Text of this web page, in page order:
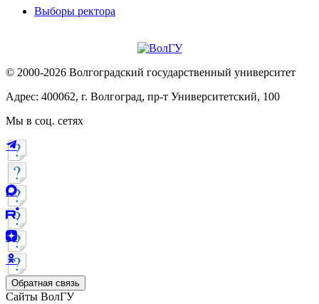
Выборы ректора
© 2000-2026 Волгоградский государственный университет
Адрес: 400062, г. Волгоград, пр-т Университетский, 100
Мы в соц. сетях
Обратная связь
Сайты ВолГУ